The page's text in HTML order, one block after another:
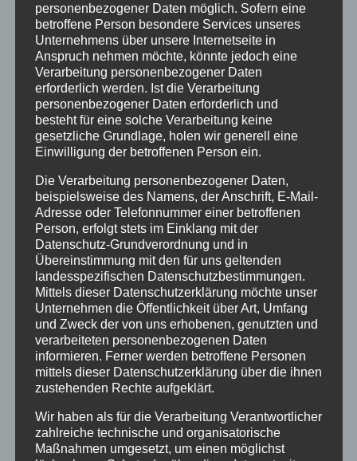
Oberstdorf
Stellenangebot
Traveller Review Award
Urlaub
Veranstaltungstipp
Wintersport
Bei uns…
BERGBAHN UNLIMITED
personenbezogener Daten möglich. Sofern eine
betroffene Person besondere Services unseres
Unternehmens über unsere Internetseite in
Anspruch nehmen möchte, könnte jedoch eine
Verarbeitung personenbezogener Daten
erforderlich werden. Ist die Verarbeitung
personenbezogener Daten erforderlich und
besteht für eine solche Verarbeitung keine
gesetzliche Grundlage, holen wir generell eine
Einwilligung der betroffenen Person ein.
Die Verarbeitung personenbezogener Daten,
beispielsweise des Namens, der Anschrift, E-Mail-
Adresse oder Telefonnummer einer betroffenen
Person, erfolgt stets im Einklang mit der
Datenschutz-Grundverordnung und in
Übereinstimmung mit den für uns geltenden
landesspezifischen Datenschutzbestimmungen.
Mittels dieser Datenschutzerklärung möchte unser
Unternehmen die Öffentlichkeit über Art, Umfang
und Zweck der von uns erhobenen, genutzten und
verarbeiteten personenbezogenen Daten
informieren. Ferner werden betroffene Personen
mittels dieser Datenschutzerklärung über die ihnen
zustehenden Rechte aufgeklärt.
Wir haben als für die Verarbeitung Verantwortlicher
zahlreiche technische und organisatorische
Maßnahmen umgesetzt, um einen möglichst